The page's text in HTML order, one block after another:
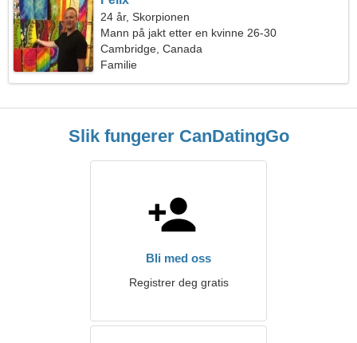
24 år, Skorpionen
Mann på jakt etter en kvinne 26-30
Cambridge, Canada
Familie
Slik fungerer CanDatingGo
Bli med oss
Registrer deg gratis